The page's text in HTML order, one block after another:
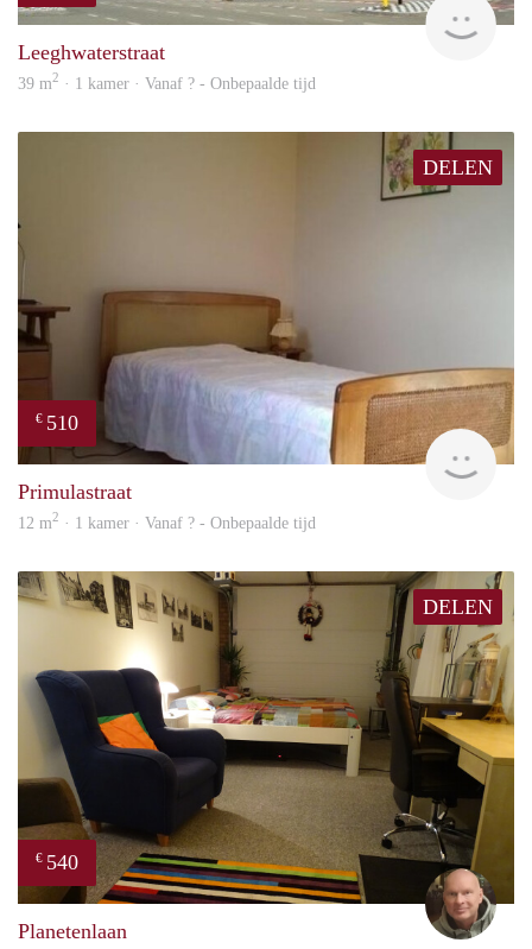
Leeghwaterstraat
39 m2 · 1 kamer · Vanaf ? - Onbepaalde tijd
DELEN
€ 510
Primulastraat
12 m2 · 1 kamer · Vanaf ? - Onbepaalde tijd
DELEN
€ 540
Planetenlaan